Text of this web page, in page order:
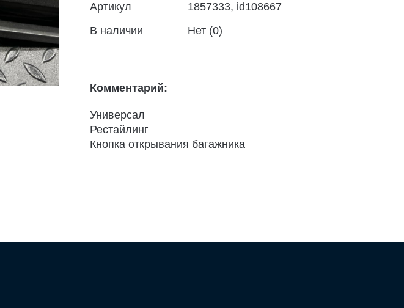
Артикул
1857333, id108667
В наличии
Нет (0)
Комментарий:
Универсал
Рестайлинг
Кнопка открывания багажника